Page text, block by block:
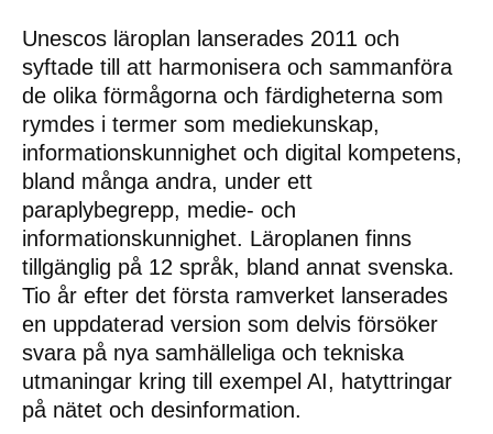
Unescos läroplan lanserades 2011 och
syftade till att harmonisera och sammanföra
de olika förmågorna och färdigheterna som
rymdes i termer som mediekunskap,
informationskunnighet och digital kompetens,
bland många andra, under ett
paraplybegrepp, medie- och
informationskunnighet. Läroplanen finns
tillgänglig på 12 språk, bland annat svenska.
Tio år efter det första ramverket lanserades
en uppdaterad version som delvis försöker
svara på nya samhälleliga och tekniska
utmaningar kring till exempel AI, hatyttringar
på nätet och desinformation.